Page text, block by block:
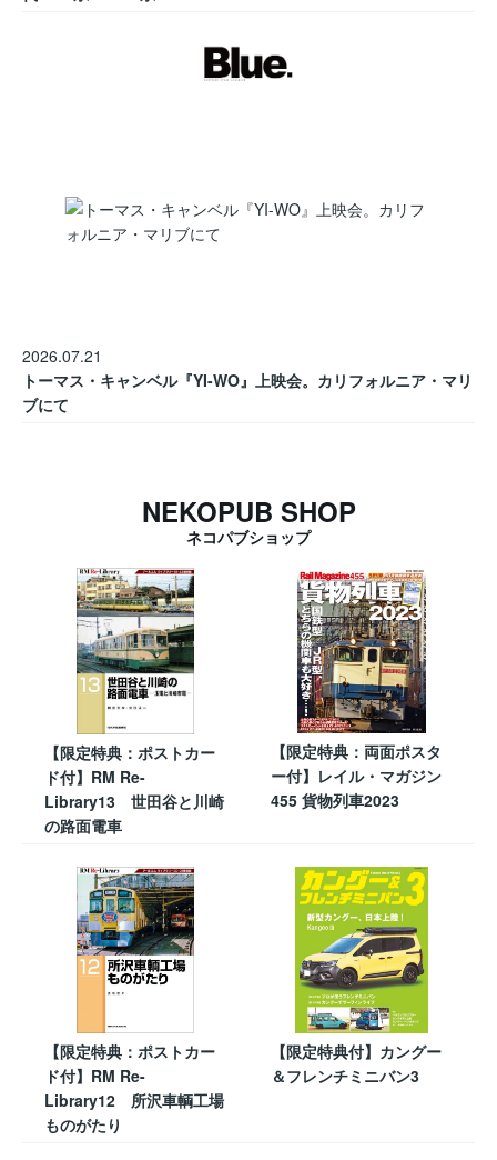
2026.07.21
トーマス・キャンベル『YI-WO』上映会。カリフォルニア・マリ
ブにて
NEKOPUB SHOP
ネコパブショップ
【限定特典：ポストカー
ド付】RM Re-
Library13 世田谷と川崎
の路面電車
【限定特典：両面ポスタ
ー付】レイル・マガジン
455 貨物列車2023
【限定特典：ポストカー
ド付】RM Re-
Library12 所沢車輌工場
ものがたり
【限定特典付】カングー
＆フレンチミニバン3